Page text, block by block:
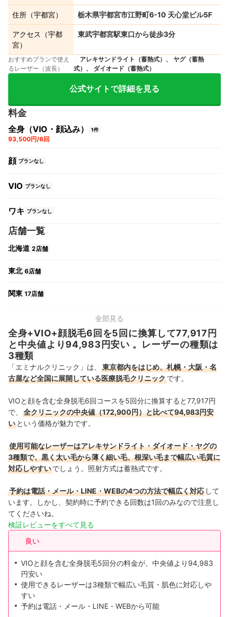
住所（宇都宮） 栃木県宇都宮市江野町6-10 天心堂ビル5F
アクセス（宇都
宮）
東武宇都宮駅東口から徒歩3分
おすすめプランで使え
るレーザー（波長）
アレキサンドライト（蓄熱式）、 ヤグ（蓄熱
式）、 ダイオード（蓄熱式）
公式サイトで詳細を見る
料金
全身（VIO・顔込み） 1件
93,500円/6回
顔 プランなし
VIO プランなし
ワキ プランなし
店舗一覧
北海道 2店舗
東北 6店舗
関東 17店舗
関西 9店舗
中国・四国
九州・沖縄 11店舗
全部見る
全身+VIO+顔脱毛6回を5回に換算して77,917円
と中央値より94,983円安い 。レーザーの種類は
3種類
「エミナルクリニック」は、
東京都内をはじめ、札幌・大阪・名
古屋など全国に展開している医療脱毛クリニックです。
VIOと顔を含む全身脱毛6回コースを5回分に換算すると77,917円
で、
全クリニックの中央値（172,900円）と比べて94,983円安
い という価格が魅力です。
使用可能なレーザーはアレキサンドライト・ダイオード・ヤグの
3種類で、黒く太い毛から薄く細い毛、根深い毛まで幅広い毛質に
対応しやすいでしょう。照射方式は蓄熱式です。
予約は電話・メール・LINE・WEBの4つの方法で幅広く対応 して
います。しかし、契約時に予約できる回数は1回のみなので注意し
てくださいね。
検証レビューをすべて見る
良い
VIOと顔を含む全身脱毛5回分の料金が、中央値より94,983
円安い
使用できるレーザーは3種類で幅広い毛質・肌色に対応しや
すい
予約は電話・メール・LINE・WEBから可能